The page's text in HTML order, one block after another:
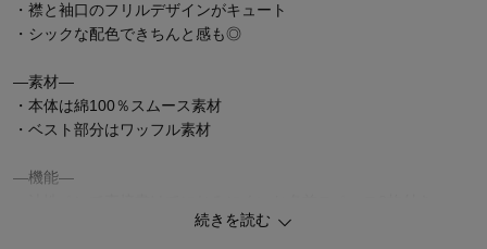
・襟と袖口のフリルデザインがキュート
・シックな配色できちんと感も◎
―素材―
・本体は綿100％スムース素材
・ベスト部分はワッフル素材
―機能―
続きを読む